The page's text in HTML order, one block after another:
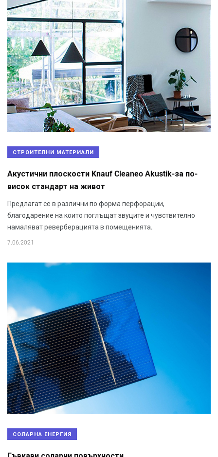
СТРОИТЕЛНИ МАТЕРИАЛИ
Акустични плоскости Knauf Cleaneo Akustik-за по-
висок стандарт на живот
Предлагат се в различни по форма перфорации,
благодарение на които поглъщат звуците и чувствително
намаляват реверберацията в помещенията.
7.06.2021
СОЛАРНА ЕНЕРГИЯ